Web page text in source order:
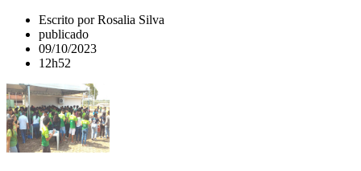
Escrito por Rosalia Silva
publicado
09/10/2023
12h52